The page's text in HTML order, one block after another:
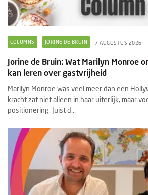
COLUMNS JORINE DE BRUIN 7 AUGUSTUS 2026
Jorine de Bruin: Wat Marilyn Monroe
kan leren over gastvrijheid
Marilyn Monroe was veel meer dan een
kracht zat niet alleen in haar uiterlijk, maar
positionering. Juist d...